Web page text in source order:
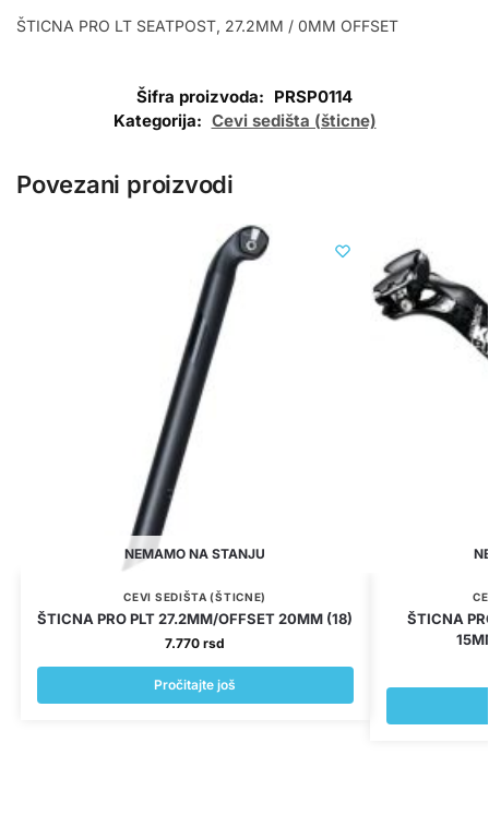
ŠTICNA PRO LT SEATPOST, 27.2MM / 0MM OFFSET
Šifra proizvoda: PRSP0114
Kategorija: Cevi sedišta (šticne)
Povezani proizvodi
NEMAMO NA STANJU
CEVI SEDIŠTA (ŠTICNE)
ŠTICNA PRO PLT 27.2MM/OFFSET 20MM (18)
7.770rsd
Pročitajte još
ŠTICNA